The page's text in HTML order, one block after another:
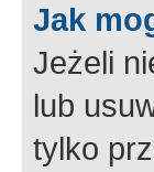
Jak
Jeżeli
lub
tylko